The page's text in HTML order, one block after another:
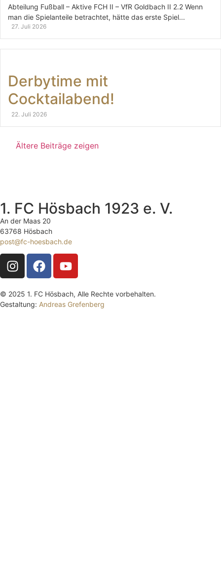
Abteilung Fußball – Aktive FCH II – VfR Goldbach II 2.2 Wenn
man die Spielanteile betrachtet, hätte das erste Spiel...
27. Juli 2026
Derbytime mit
Cocktailabend!
22. Juli 2026
Ältere Beiträge zeigen
1. FC Hösbach 1923 e. V.
An der Maas 20
63768 Hösbach
post@fc-hoesbach.de
© 2025 1. FC Hösbach, Alle Rechte vorbehalten.
Gestaltung: Andreas Grefenberg